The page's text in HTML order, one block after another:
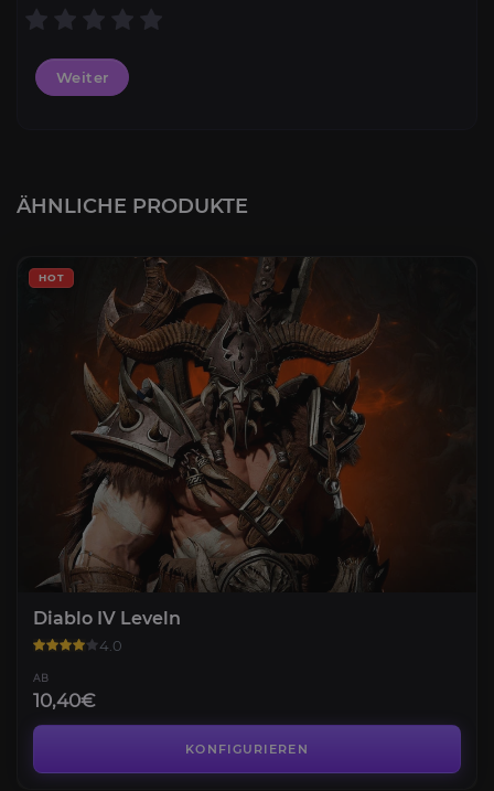
Weiter
ÄHNLICHE PRODUKTE
HOT
Diablo IV Leveln
4.0
AB
10,40€
KONFIGURIEREN